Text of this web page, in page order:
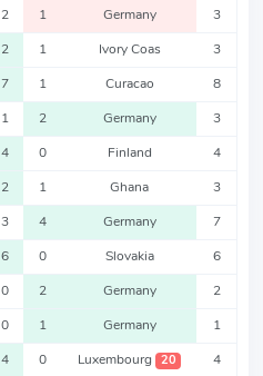
2 1 Germany 3
2 1 Ivory Coas 3
7 1 Curacao 8
1 2 Germany 3
4 0 Finland 4
2 1 Ghana 3
3 4 Germany 7
6 0 Slovakia 6
0 2 Germany 2
0 1 Germany 1
4 0 Luxembourg 20 4